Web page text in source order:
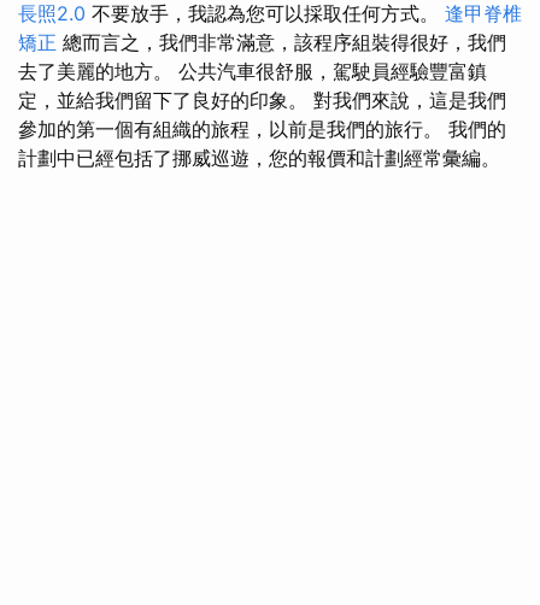
長照2.0 不要放手，我認為您可以採取任何方式。 逢甲脊椎
矯正 總而言之，我們非常滿意，該程序組裝得很好，我們
去了美麗的地方。 公共汽車很舒服，駕駛員經驗豐富鎮
定，並給我們留下了良好的印象。 對我們來說，這是我們
參加的第一個有組織的旅程，以前是我們的旅行。 我們的
計劃中已經包括了挪威巡遊，您的報價和計劃經常彙編。